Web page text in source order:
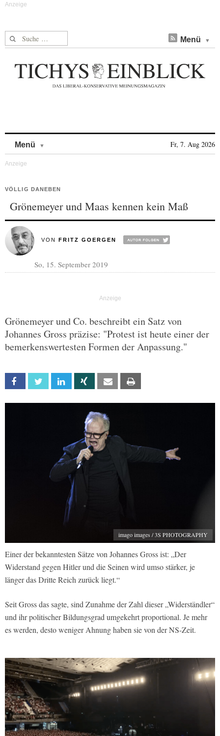
Suche nach: Menü
Menü Fr, 7. Aug 2026
VÖLLIG DANEBEN
Grönemeyer und Maas kennen kein Maß
VON FRITZ GOERGEN
So, 15. September 2019
Grönemeyer und Co. beschreibt ein Satz von
Johannes Gross präzise: "Protest ist heute einer der
bemerkenswertesten Formen der Anpassung."
Facebook Twitter Linkedin Xing Email
imago images / 3S PHOTOGRAPHY
Einer der bekanntesten Sätze von Johannes Gross ist: „Der
Widerstand gegen Hitler und die Seinen wird umso stärker, je
länger das Dritte Reich zurück liegt.“
Seit Gross das sagte, sind Zunahme der Zahl dieser „Widerständler“
und ihr politischer Bildungsgrad umgekehrt proportional. Je mehr
es werden, desto weniger Ahnung haben sie von der NS-Zeit.